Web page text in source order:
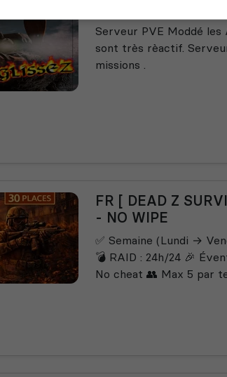
Serveur PVE Moddé
sont très rèactif.
missions .
FR [ DEAD Z
- NO WIPE
✅ Semaine (Lundi →
💣 RAID : 24h/24 🎉
No cheat 👥 Max 5 par